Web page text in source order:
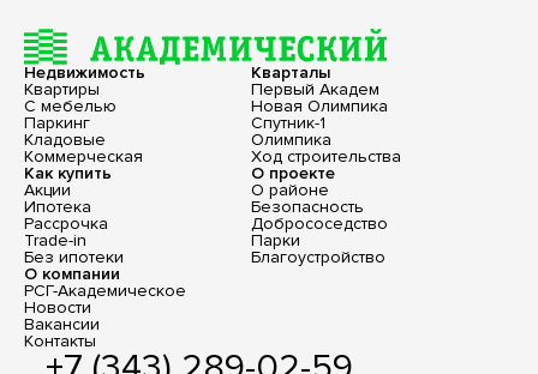
Недвижимость
Квартиры
С мебелью
Паркинг
Кладовые
Коммерческая
Кварталы
Первый Академ
Новая Олимпика
Спутник-1
Олимпика
Ход строительства
Как купить
Акции
Ипотека
Рассрочка
Trade-in
Без ипотеки
О проекте
О районе
Безопасность
Добрососедство
Парки
Благоустройство
О компании
РСГ-Академическое
Новости
Вакансии
Контакты